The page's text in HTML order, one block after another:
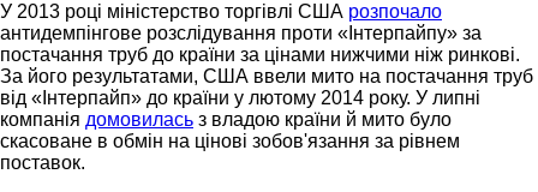
У 2013 році міністерство торгівлі США розпочало
антидемпінгове розслідування проти «Інтерпайпу» за
постачання труб до країни за цінами нижчими ніж ринкові.
За його результатами, США ввели мито на постачання труб
від «Інтерпайп» до країни у лютому 2014 року. У липні
компанія домовилась з владою країни й мито було
скасоване в обмін на цінові зобов'язання за рівнем
поставок.